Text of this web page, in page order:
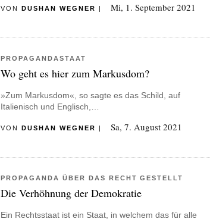
VON DUSHAN WEGNER | Mi, 1. September 2021
PROPAGANDASTAAT
Wo geht es hier zum Markusdom?
»Zum Markusdom«, so sagte es das Schild, auf
Italienisch und Englisch,…
VON DUSHAN WEGNER | Sa, 7. August 2021
PROPAGANDA ÜBER DAS RECHT GESTELLT
Die Verhöhnung der Demokratie
Ein Rechtsstaat ist ein Staat, in welchem das für alle